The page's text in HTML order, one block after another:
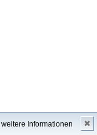
weitere Informationen ✖